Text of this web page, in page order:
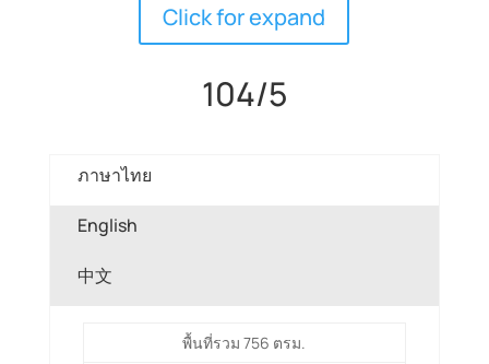
Click for expand
104/5
ภาษาไทย
English
中文
พื้นที่รวม 756 ตรม.